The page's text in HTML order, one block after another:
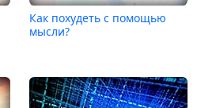
Как похудеть с помощью
мысли?